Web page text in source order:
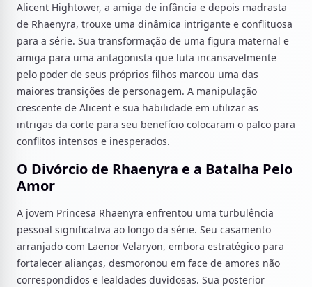
Alicent Hightower, a amiga de infância e depois madrasta
de Rhaenyra, trouxe uma dinâmica intrigante e conflituosa
para a série. Sua transformação de uma figura maternal e
amiga para uma antagonista que luta incansavelmente
pelo poder de seus próprios filhos marcou uma das
maiores transições de personagem. A manipulação
crescente de Alicent e sua habilidade em utilizar as
intrigas da corte para seu benefício colocaram o palco para
conflitos intensos e inesperados.
O Divórcio de Rhaenyra e a Batalha Pelo
Amor
A jovem Princesa Rhaenyra enfrentou uma turbulência
pessoal significativa ao longo da série. Seu casamento
arranjado com Laenor Velaryon, embora estratégico para
fortalecer alianças, desmoronou em face de amores não
correspondidos e lealdades duvidosas. Sua posterior